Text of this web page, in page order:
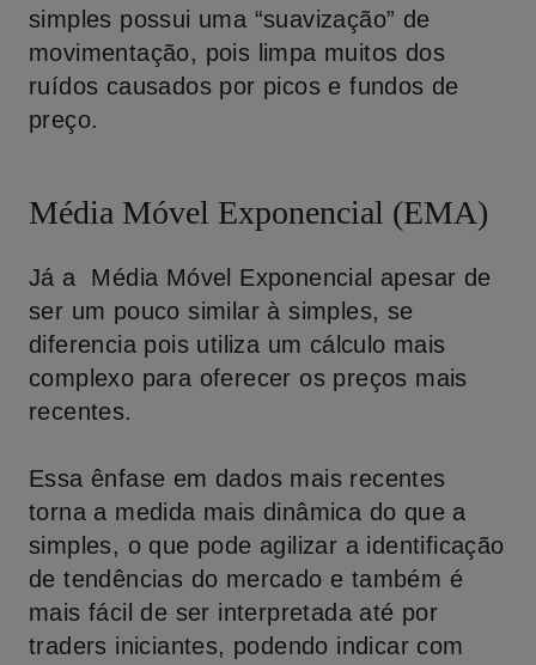
simples possui uma “suavização” de
movimentação, pois limpa muitos dos
ruídos causados por picos e fundos de
preço.
Média Móvel Exponencial (EMA)
Já a Média Móvel Exponencial apesar de
ser um pouco similar à simples, se
diferencia pois utiliza um cálculo mais
complexo para oferecer os preços mais
recentes.
Essa ênfase em dados mais recentes
torna a medida mais dinâmica do que a
simples, o que pode agilizar a identificação
de tendências do mercado e também é
mais fácil de ser interpretada até por
traders iniciantes, podendo indicar com